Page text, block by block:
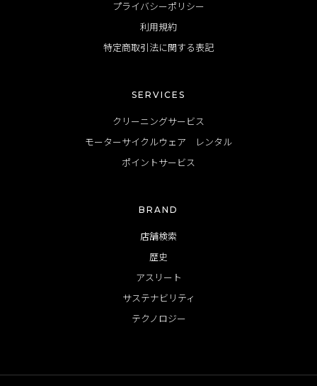
プライバシーポリシー
利用規約
特定商取引法に関する表記
SERVICES
クリーニングサービス
モーターサイクルウェア レンタル
ポイントサービス
BRAND
店舗検索
歴史
アスリート
サステナビリティ
テクノロジー